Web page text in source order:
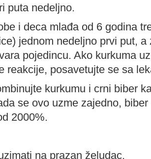
puta nedeljno.
i deca mlađa od 6 godina
jednom nedeljno prvi put,
pojedincu. Ako kurkuma
reakcije, posavetujte se sa
kurkumu i crni biber
se ovo uzme zajedno,
2000%.
na prazan želudac.